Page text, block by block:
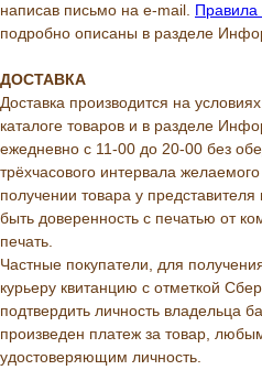
написав письмо на e-mail. Правила
подробно описаны в разделе
ДОСТАВКА
Доставка производится на
каталоге товаров и в разделе
ежедневно с 11-00 до 20-00 без
трёхчасового интервала
получении товара у
быть доверенность с печатью от
печать.
Частные покупатели, для
курьеру квитанцию с отметкой
подтвердить личность владельца
произведен платеж за товар,
удостоверяющим личность.